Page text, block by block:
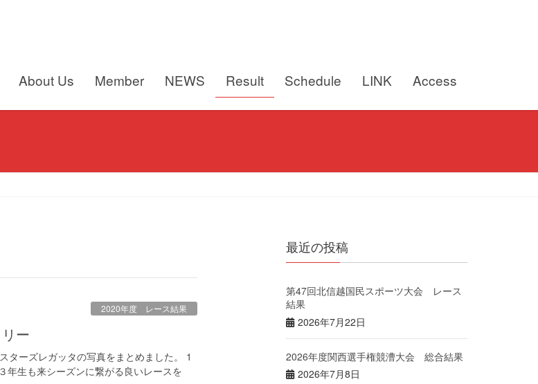
About Us Member NEWS Result Schedule LINK Access
2020年度 レース結果
ー
ターズレガッタの写真をまとめました。 1
年生も来シーズンに繋がる良いレースを
最近の投稿
第47回北信越国民スポーツ大会 レース
結果
2026年7月22日
2026年度関西選手権競漕大会 総合結果
2026年7月8日